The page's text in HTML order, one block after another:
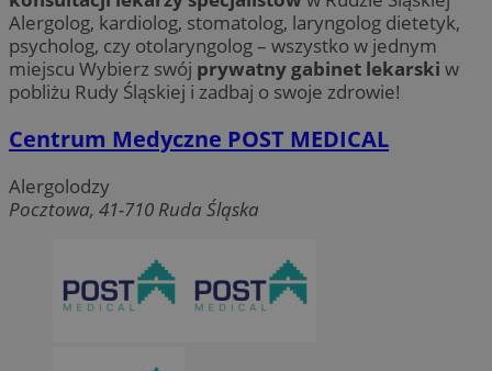
Alergolog, kardiolog, stomatolog, laryngolog dietetyk,
psycholog, czy otolaryngolog – wszystko w jednym
miejscu Wybierz swój prywatny gabinet lekarski w
pobliżu Rudy Śląskiej i zadbaj o swoje zdrowie!
Centrum Medyczne POST MEDICAL
Alergolodzy
Pocztowa, 41-710 Ruda Śląska